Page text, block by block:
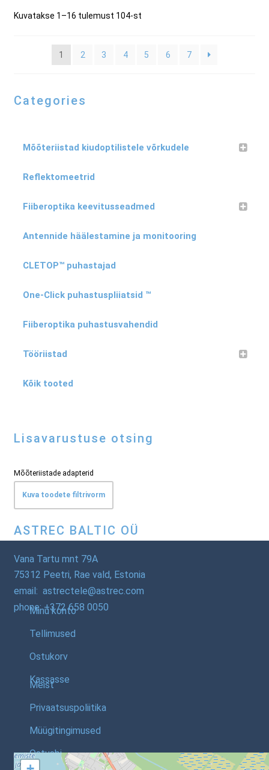
Kuvatakse 1–16 tulemust 104-st
1 2 3 4 5 6 7
Categories
Mõõteriistad kiudoptilistele võrkudele
Reflektomeetrid
Fiiberoptika keevitusseadmed
Antennide häälestamine ja monitooring
CLETOP™ puhastajad
One-Click puhastuspliiatsid ™
Fiiberoptika puhastusvahendid
Tööriistad
Kõik tooted
Lisavarustuse otsing
Mõõteriistade adapterid
Kuva toodete filtrivorm
ASTREC BALTIC OÜ
Vana Tartu mnt 79A
75312 Peetri, Rae vald, Estonia
email: astrectele@astrec.com
phone: +372 658 0050
Minu konto
Tellimused
Ostukorv
Kassasse
Meist
Privaatsuspoliitika
Müügitingimused
Ostuabi